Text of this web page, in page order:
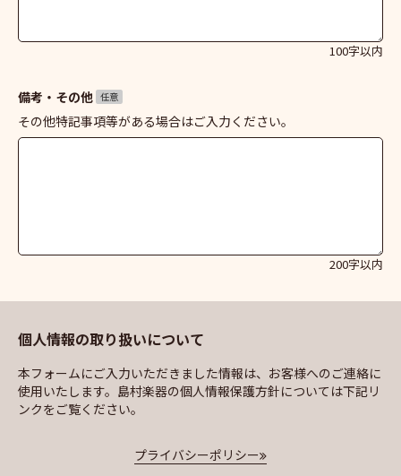
100字以内
備考・その他 任意
その他特記事項等がある場合はご入力ください。
200字以内
個人情報の取り扱いについて
本フォームにご入力いただきました情報は、お客様へのご連絡に
使用いたします。島村楽器の個人情報保護方針については下記リ
ンクをご覧ください。
プライバシーポリシー